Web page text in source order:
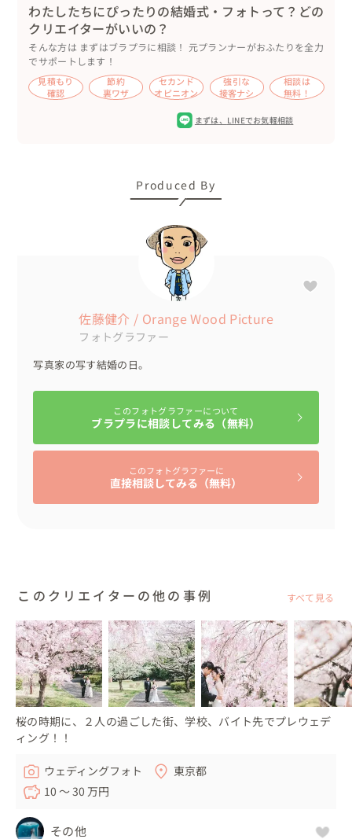
わたしたちにぴったりの結婚式・フォトって？どの
クリエイターがいいの？
そんな方は まずはブラプラに相談！ 元プランナーがおふたりを全力
でサポートします！
見積もり
確認
節約
裏ワザ
セカンド
オピニオン
強引な
接客ナシ
相談は
無料！
まずは、 LINEでお気軽相談
Produced By
佐藤健介 / Orange Wood Picture
フォトグラファー
写真家の写す結婚の日。
このフォトグラファーについて
ブラプラに相談してみる（無料）
このフォトグラファーに
直接相談してみる（無料）
このクリエイターの他の事例 すべて見る
桜の時期に、２人の過ごした街、学校、バイト先でプレウェデ
ィング！！
ウェディングフォト
東京都
10 〜 30 万円
その他